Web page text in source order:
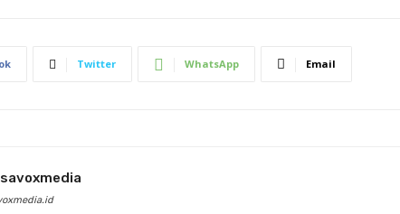
Twitter WhatsApp Email